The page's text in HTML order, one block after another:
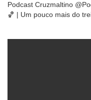
Podcast Cruzmaltino
🏀 | Um pouco mais do